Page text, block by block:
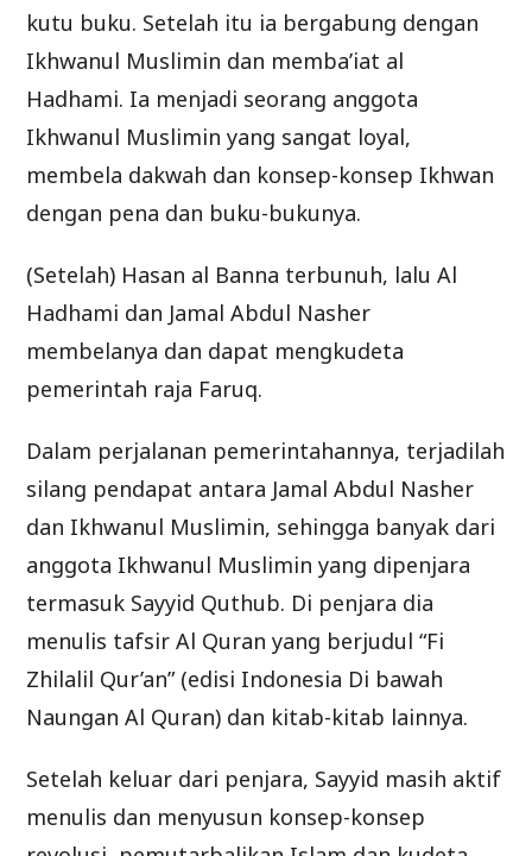
kutu buku. Setelah itu ia bergabung dengan
Ikhwanul Muslimin dan memba’iat al
Hadhami. Ia menjadi seorang anggota
Ikhwanul Muslimin yang sangat loyal,
membela dakwah dan konsep-konsep Ikhwan
dengan pena dan buku-bukunya.
(Setelah) Hasan al Banna terbunuh, lalu Al
Hadhami dan Jamal Abdul Nasher
membelanya dan dapat mengkudeta
pemerintah raja Faruq.
Dalam perjalanan pemerintahannya, terjadilah
silang pendapat antara Jamal Abdul Nasher
dan Ikhwanul Muslimin, sehingga banyak dari
anggota Ikhwanul Muslimin yang dipenjara
termasuk Sayyid Quthub. Di penjara dia
menulis tafsir Al Quran yang berjudul “Fi
Zhilalil Qur’an” (edisi Indonesia Di bawah
Naungan Al Quran) dan kitab-kitab lainnya.
Setelah keluar dari penjara, Sayyid masih aktif
menulis dan menyusun konsep-konsep